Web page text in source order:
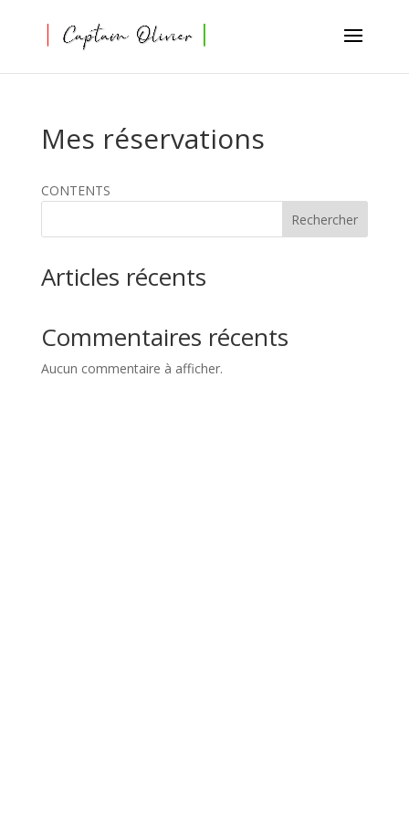
Mes réservations
CONTENTS
Rechercher
Articles récents
Commentaires récents
Aucun commentaire à afficher.